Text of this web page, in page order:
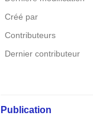
Créé par
Contributeurs
Dernier contributeur
Publication